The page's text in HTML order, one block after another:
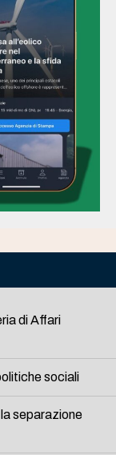
di Affari
sociali
separazione